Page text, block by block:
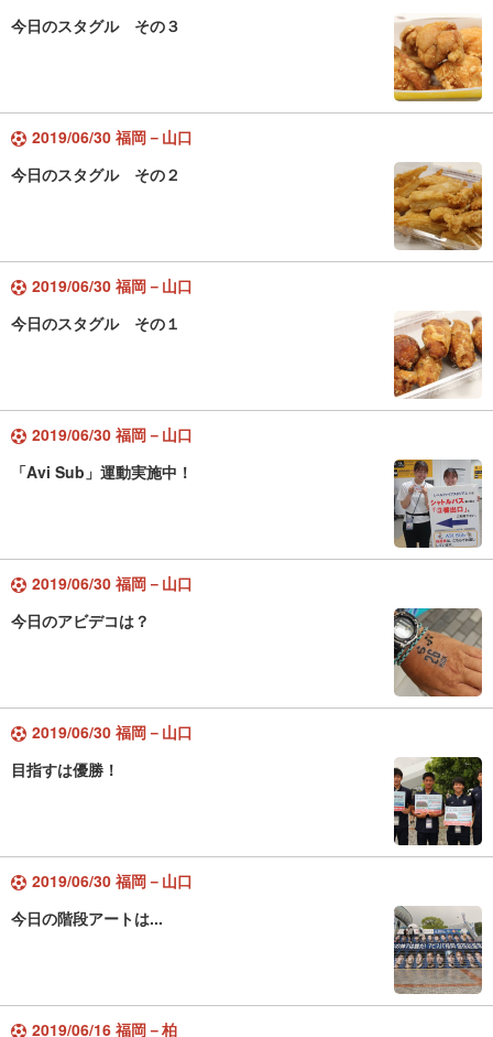
今日のスタグル その３
2019/06/30 福岡－山口
今日のスタグル その２
2019/06/30 福岡－山口
今日のスタグル その１
2019/06/30 福岡－山口
「Avi Sub」運動実施中！
2019/06/30 福岡－山口
今日のアビデコは？
2019/06/30 福岡－山口
目指すは優勝！
2019/06/30 福岡－山口
今日の階段アートは...
2019/06/16 福岡－柏